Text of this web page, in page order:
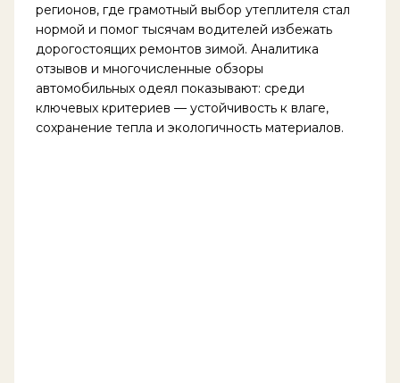
регионов, где грамотный выбор утеплителя стал
нормой и помог тысячам водителей избежать
дорогостоящих ремонтов зимой. Аналитика
отзывов и многочисленные обзоры
автомобильных одеял показывают: среди
ключевых критериев — устойчивость к влаге,
сохранение тепла и экологичность материалов.